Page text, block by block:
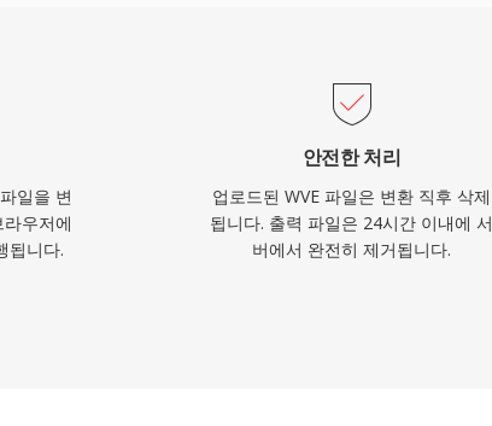
일을 변
우저에
됩니다.
안전한 처리
업로드된 WVE 파일은 변환 직후 삭제
됩니다. 출력 파일은 24시간 이내에 서
버에서 완전히 제거됩니다.